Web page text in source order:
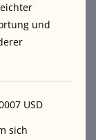
und
USD
sich